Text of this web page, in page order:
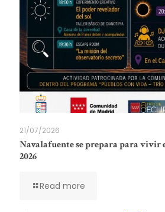
21/07/2026
Navalafuente se prepara para vivir
2026
Read more